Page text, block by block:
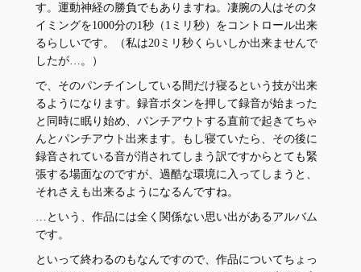
す。運動神経の勝負でもありますね。凄腕の人はそのタ
イミングを1000分の1秒（1ミリ秒）をコントロール出来
るらしいです。（私は20ミリ秒くらいしか出来ませんで
したが…。）
で、そのパンチインしている間だけ寝るという技が出来
るようになります。録音ボタンを押して録音が始まった
と同時に眠り始め、パンチアウトする直前で起きてちゃ
んとパンチアウト出来ます。もし寝ていたら、その後に
録音されている音が消されてしまう訳ですからとても緊
張する場面なのですが、過酷な環境に入ってしまうと、
それさえも出来るようになるんですね。
…という、作品には全く関係ない思い出があるアルバム
です。
といって終わるのもなんですので、作品についてちょっ